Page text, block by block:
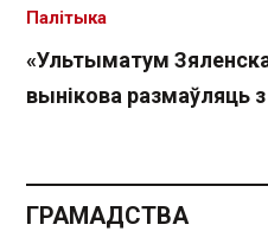
«Ультыматум
вынікова размаўляць
Палітыка
ГРАМАДСТВА